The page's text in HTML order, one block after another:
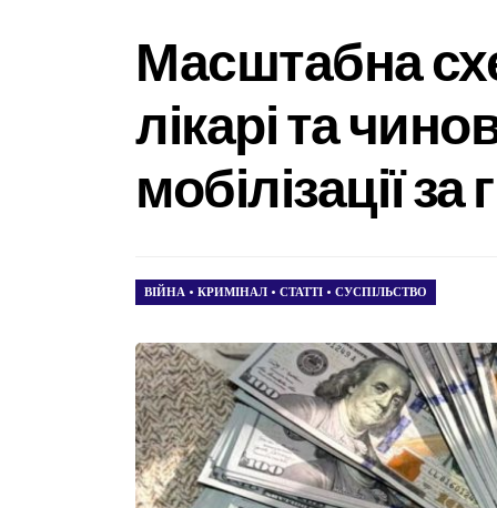
Масштабна
лікарі та
мобілізації за
ВІЙНА • КРИМІНАЛ • СТАТТІ • СУСПІЛЬСТВО